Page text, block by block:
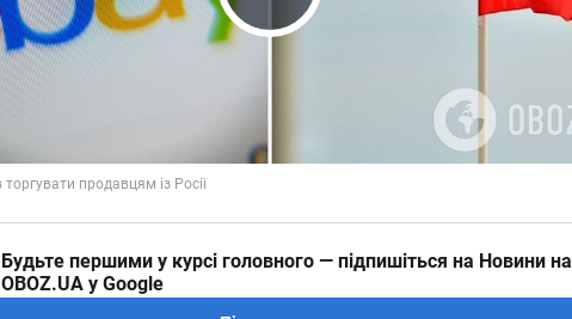
Play Video
Будьте першими у курсі головного — підпишіться на Новини на
OBOZ.UA у Google